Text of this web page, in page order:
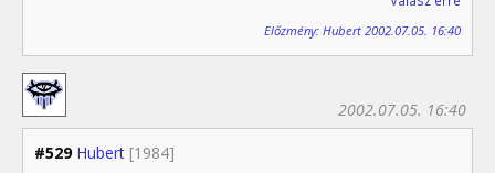
Előzmény: Hubert 2002.07.05. 16:40
#529 Hubert [1984]
2002.07.05. 16:40